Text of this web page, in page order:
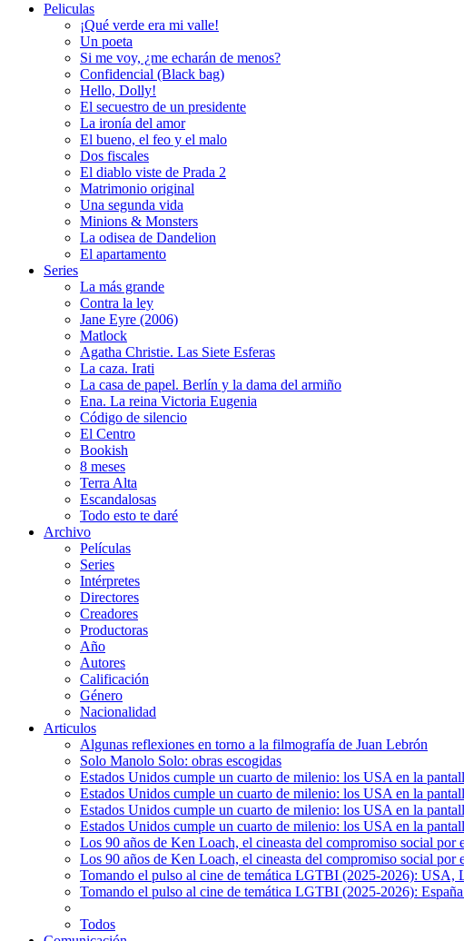
Peliculas
¡Qué verde era mi valle!
Un poeta
Si me voy, ¿me echarán de menos?
Confidencial (Black bag)
Hello, Dolly!
El secuestro de un presidente
La ironía del amor
El bueno, el feo y el malo
Dos fiscales
El diablo viste de Prada 2
Matrimonio original
Una segunda vida
Minions & Monsters
La odisea de Dandelion
El apartamento
Series
La más grande
Contra la ley
Jane Eyre (2006)
Matlock
Agatha Christie. Las Siete Esferas
La caza. Irati
La casa de papel. Berlín y la dama del armiño
Ena. La reina Victoria Eugenia
Código de silencio
El Centro
Bookish
8 meses
Terra Alta
Escandalosas
Todo esto te daré
Archivo
Películas
Series
Intérpretes
Directores
Creadores
Productoras
Año
Autores
Calificación
Género
Nacionalidad
Articulos
Algunas reflexiones en torno a la filmografía de Juan Lebrón
Solo Manolo Solo: obras escogidas
Estados Unidos cumple un cuarto de milenio: los USA en la
Estados Unidos cumple un cuarto de milenio: los USA en la
Estados Unidos cumple un cuarto de milenio: los USA en la
Estados Unidos cumple un cuarto de milenio: los USA en la
Los 90 años de Ken Loach, el cineasta del compromiso social
Los 90 años de Ken Loach, el cineasta del compromiso social
Tomando el pulso al cine de temática LGTBI (2025-2026):
Tomando el pulso al cine de temática LGTBI (2025-2026):
Todos